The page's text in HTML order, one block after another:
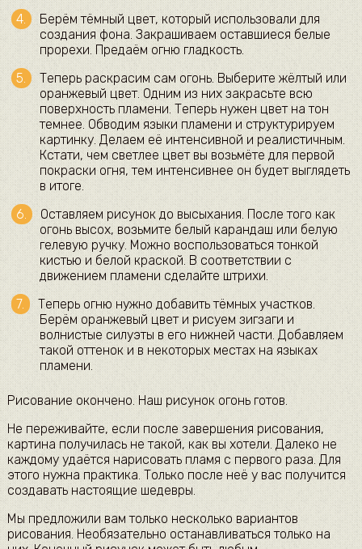
Берём тёмный цвет, который использовали для
создания фона. Закрашиваем оставшиеся белые
прорехи. Предаём огню гладкость.
Теперь раскрасим сам огонь. Выберите жёлтый или
оранжевый цвет. Одним из них закрасьте всю
поверхность пламени. Теперь нужен цвет на тон
темнее. Обводим языки пламени и структурируем
картинку. Делаем её интенсивной и реалистичным.
Кстати, чем светлее цвет вы возьмёте для первой
покраски огня, тем интенсивнее он будет выглядеть
в итоге.
Оставляем рисунок до высыхания. После того как
огонь высох, возьмите белый карандаш или белую
гелевую ручку. Можно воспользоваться тонкой
кистью и белой краской. В соответствии с
движением пламени сделайте штрихи.
Теперь огню нужно добавить тёмных участков.
Берём оранжевый цвет и рисуем зигзаги и
волнистые силуэты в его нижней части. Добавляем
такой оттенок и в некоторых местах на языках
пламени.
Рисование окончено. Наш рисунок огонь готов.
Не переживайте, если после завершения рисования,
картина получилась не такой, как вы хотели. Далеко не
каждому удаётся нарисовать пламя с первого раза. Для
этого нужна практика. Только после неё у вас получится
создавать настоящие шедевры.
Мы предложили вам только несколько вариантов
рисования. Необязательно останавливаться только на